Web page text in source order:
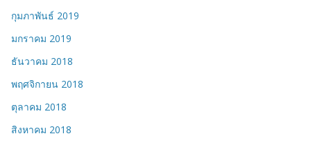
กุมภาพันธ์ 2019
มกราคม 2019
ธันวาคม 2018
พฤศจิกายน 2018
ตุลาคม 2018
สิงหาคม 2018